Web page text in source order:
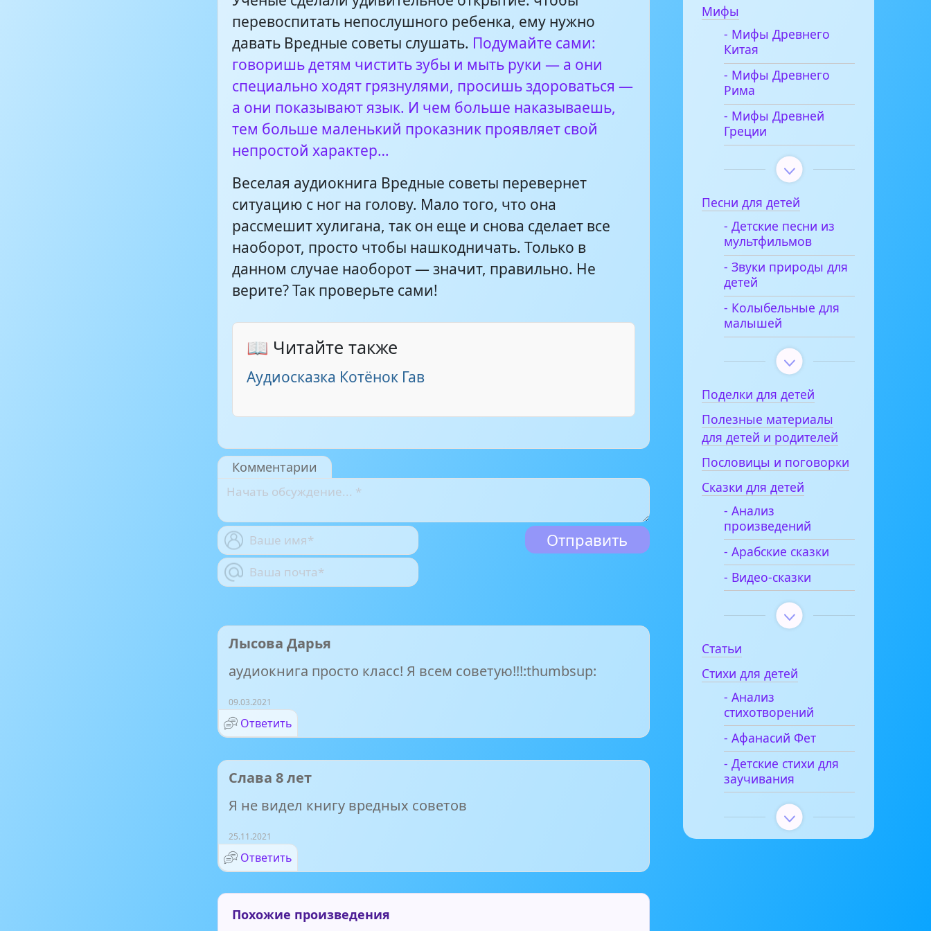
Вредные советы-8 3:41
Вредные советы-9 1:31
перевоспитать непослушного ребенка, ему нужно
давать Вредные советы слушать. Подумайте сами:
говоришь детям чистить зубы и мыть руки — а они
специально ходят грязнулями, просишь здороваться —
а они показывают язык. И чем больше наказываешь,
тем больше маленький проказник проявляет свой
непростой характер…
Веселая аудиокнига Вредные советы перевернет
ситуацию с ног на голову. Мало того, что она
рассмешит хулигана, так он еще и снова сделает все
наоборот, просто чтобы нашкодничать. Только в
данном случае наоборот — значит, правильно. Не
верите? Так проверьте сами!
📖 Читайте также
Аудиосказка Котёнок Гав
Комментарии
Лысова Дарья
аудиокнига просто класс! Я всем советую!!!:thumbsup:
09.03.2021
Ответить
Слава 8 лет
Я не видел книгу вредных советов
25.11.2021
Ответить
Похожие произведения
Мифы
- Мифы Древнего
Китая
- Мифы Древнего
Рима
- Мифы Древней
Греции
Песни для детей
- Детские песни из
мультфильмов
- Звуки природы для
детей
- Колыбельные для
малышей
Поделки для детей
Полезные материалы
для детей и родителей
Пословицы и поговорки
Сказки для детей
- Анализ
произведений
- Арабские сказки
- Видео-сказки
Статьи
Стихи для детей
- Анализ
стихотворений
- Афанасий Фет
- Детские стихи для
заучивания